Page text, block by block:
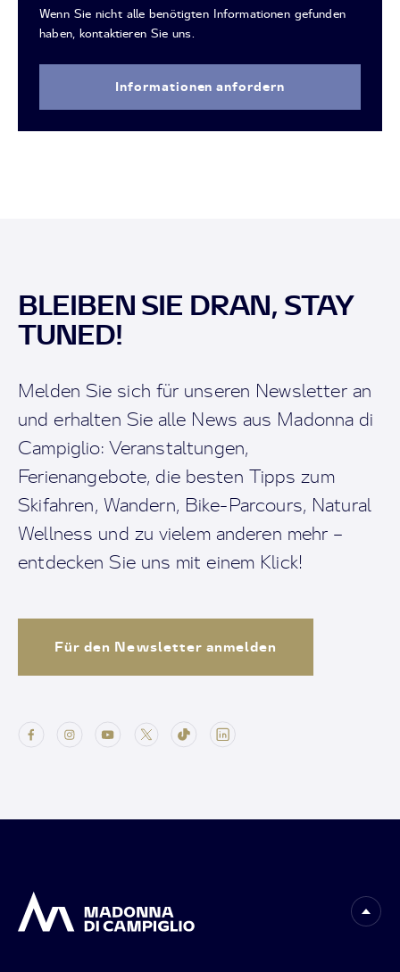
Wenn Sie nicht alle benötigten Informationen gefunden
haben, kontaktieren Sie uns.
Informationen anfordern
BLEIBEN SIE DRAN, STAY
TUNED!
Melden Sie sich für unseren Newsletter an
und erhalten Sie alle News aus Madonna di
Campiglio: Veranstaltungen,
Ferienangebote, die besten Tipps zum
Skifahren, Wandern, Bike-Parcours, Natural
Wellness und zu vielem anderen mehr –
entdecken Sie uns mit einem Klick!
Für den Newsletter anmelden